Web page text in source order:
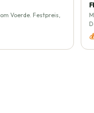
Voerde. Festpreis,